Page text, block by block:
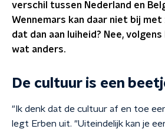
verschil tussen Nederland en
Wennemars kan daar niet bij
dat dan aan luiheid? Nee,
wat anders.
De cultuur is een
"Ik denk dat de cultuur af en toe
legt Erben uit. "Uiteindelijk kan je